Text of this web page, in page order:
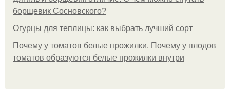
борщевик Сосновского?
Огурцы для теплицы: как выбрать лучший сорт
Почему у томатов белые прожилки. Почему у плодов
томатов образуются белые прожилки внутри